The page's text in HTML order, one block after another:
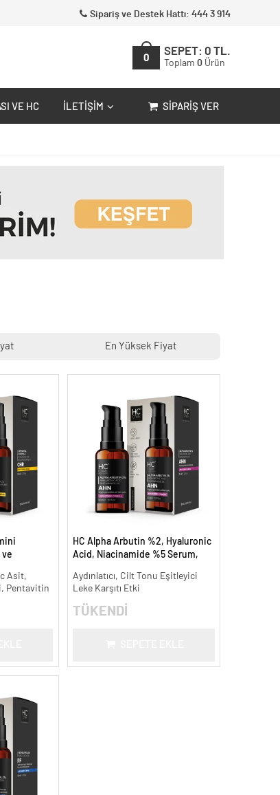
Sipariş ve Destek Hattı: 444 3 914
0
SEPET: 0 TL.
Toplam 0 Ürün
VE HC İLETIŞIM SIPARIŞ VER
En Yüksek Fiyat
ve
Asit,
Pentavitin
HC Alpha Arbutin %2, Hyaluronic
Acid, Niacinamide %5 Serum,
Aydınlatıcı, Cilt Tonu Eşitleyici
Leke Karşıtı Etki
TÜKENDİ